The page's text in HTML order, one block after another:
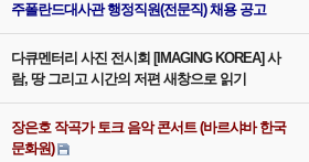
주폴란드대사관 행정직원(전문직) 채용 공고
다큐멘터리 사진 전시회 [IMAGING KOREA] 사
람, 땅 그리고 시간의 저편 새창으로 읽기
장은호 작곡가 토크 음악 콘서트 (바르샤바 한국
문화원)